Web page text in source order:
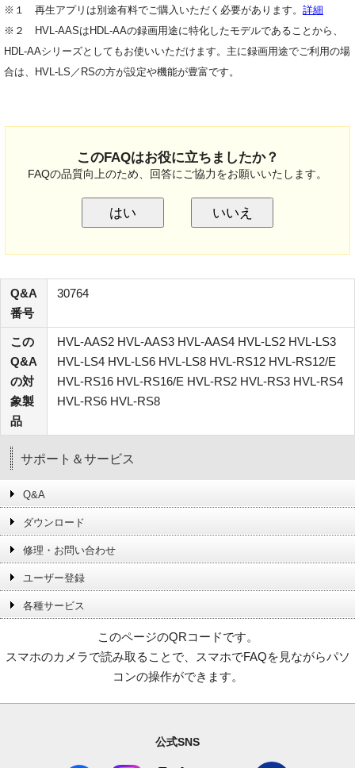
※１ 再生アプリは別途有料でご購入いただく必要があります。 詳細
※２ HVL-AASはHDL-AAの録画用途に特化したモデルであることから、
HDL-AAシリーズとしてもお使いいただけます。主に録画用途でご利用の場
合は、HVL-LS／RSの方が設定や機能が豊富です。
このFAQはお役に立ちましたか？
FAQの品質向上のため、回答にご協力をお願いいたします。
はい いいえ
Q&A
番号
30764
この
Q&A
の対
象製
品
HVL-AAS2 HVL-AAS3 HVL-AAS4 HVL-LS2 HVL-LS3
HVL-LS4 HVL-LS6 HVL-LS8 HVL-RS12 HVL-RS12/E
HVL-RS16 HVL-RS16/E HVL-RS2 HVL-RS3 HVL-RS4
HVL-RS6 HVL-RS8
サポート＆サービス
Q&A
ダウンロード
修理・お問い合わせ
ユーザー登録
各種サービス
このページのQRコードです。
スマホのカメラで読み取ることで、スマホでFAQを見ながらパソ
コンの操作ができます。
公式SNS